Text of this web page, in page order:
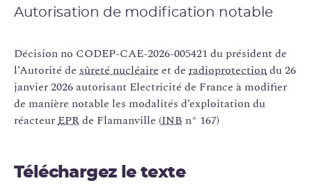
Autorisation de modification notable
Décision no CODEP-CAE-2026-005421 du président de
l’Autorité de sûreté nucléaire et de radioprotectiondu 26
janvier 2026 autorisant Electricité de France à modifier
de manière notable les modalités d’exploitation du
réacteurEPRde Flamanville (INB n° 167)
Téléchargez le texte